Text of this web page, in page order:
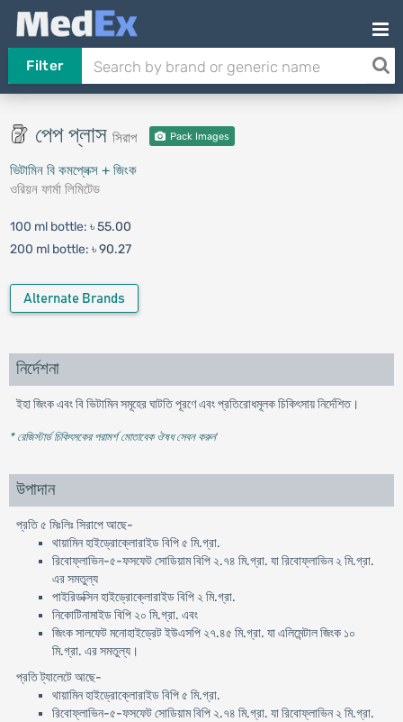
Filter
পেপ প্লাস সিরাপ Pack Images
ভিটামিন বি কমপ্লেক্স + জিংক
ওরিয়ন ফার্মা লিমিটেড
100 ml bottle: ৳ 55.00
200 ml bottle: ৳ 90.27
Alternate Brands
নির্দেশনা
ইহা জিংক এবং বি ভিটামিন সমূহের ঘাটতি পূরণে এবং প্রতিরোধমূলক চিকিৎসায় নির্দেশিত।
* রেজিস্টার্ড চিকিৎসকের পরামর্শ মোতাবেক ঔষধ সেবন করুন'
উপাদান
প্রতি ৫ মিঃলিঃ সিরাপে আছে-
থায়ামিন হাইড্রোক্লোরাইড বিপি ৫ মি.গ্রা.
রিবোফ্লাভিন-৫-ফসফেট সোডিয়াম বিপি ২.৭৪ মি.গ্রা. যা রিবোফ্লাভিন ২ মি.গ্রা.
এর সমতুল্য
পাইরিডক্সিন হাইড্রোক্লোরাইড বিপি ২ মি.গ্রা.
নিকোটিনামাইড বিপি ২০ মি.গ্রা. এবং
জিংক সালফেট মনোহাইড্রেট ইউএসপি ২৭.৪৫ মি.গ্রা. যা এলিমেন্টাল জিংক ১০
মি.গ্রা. এর সমতুল্য।
প্রতি ট্যালেটে আছে-
থায়ামিন হাইড্রোক্লোরাইড বিপি ৫ মি.গ্রা.
রিবোফ্লাভিন-৫-ফসফেট সোডিয়াম বিপি ২.৭৪ মি.গ্রা. যা রিবোফ্লাভিন ২ মি.গ্রা.